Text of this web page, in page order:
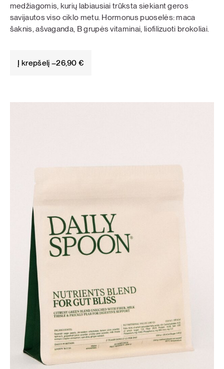
medžiagomis, kurių labiausiai trūksta siekiant geros
savijautos viso ciklo metu. Hormonus puoselės: maca
šaknis, ašvaganda, B grupės vitaminai, liofilizuoti brokoliai.
Į krepšelį –26,90€